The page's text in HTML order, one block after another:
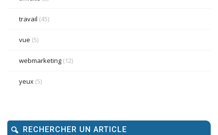
travail (45)
vue (5)
webmarketing (12)
yeux (5)
RECHERCHER UN ARTICLE